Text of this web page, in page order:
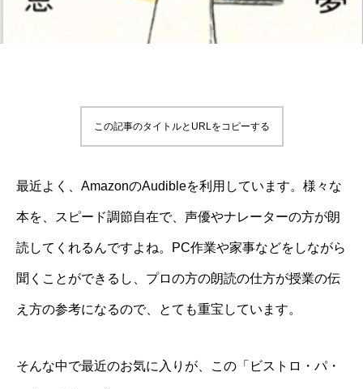
この記事のタイトルとURLをコピーする
最近よく、AmazonのAudibleを利用しています。様々な
本を、スピード調節自在で、声優やナレーターの方が朗
読してくれるんですよね。PC作業や家事などをしながら
聞くことができるし、プロの方の朗読の仕方が授業の伝
え方の参考になるので、とても重宝しています。
そんな中で最近のお気に入りが、この「ビストロ・パ・